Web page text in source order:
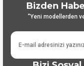
Bizden
"Yeni modellerden